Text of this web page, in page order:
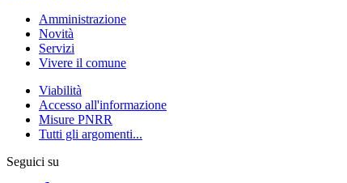
Amministrazione
Novità
Servizi
Vivere il comune
Viabilità
Accesso all'informazione
Misure PNRR
Tutti gli argomenti...
Seguici su